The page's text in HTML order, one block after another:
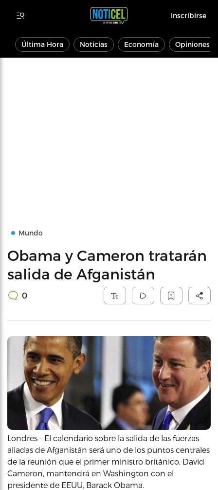
Inscribirse
Última Hora Noticias Economía Opiniones
Mundo
Obama y Cameron tratarán
salida de Afganistán
0
Londres – El calendario sobre la salida de las fuerzas
aliadas de Afganistán será uno de los puntos centrales
de la reunión que el primer ministro británico, David
Cameron, mantendrá en Washington con el
presidente de EEUU, Barack Obama.